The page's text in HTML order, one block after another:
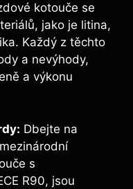
kotouče se
jako je litina,
Každý z těchto
a nevýhody,
a výkonu
Dbejte na
s
R90, jsou